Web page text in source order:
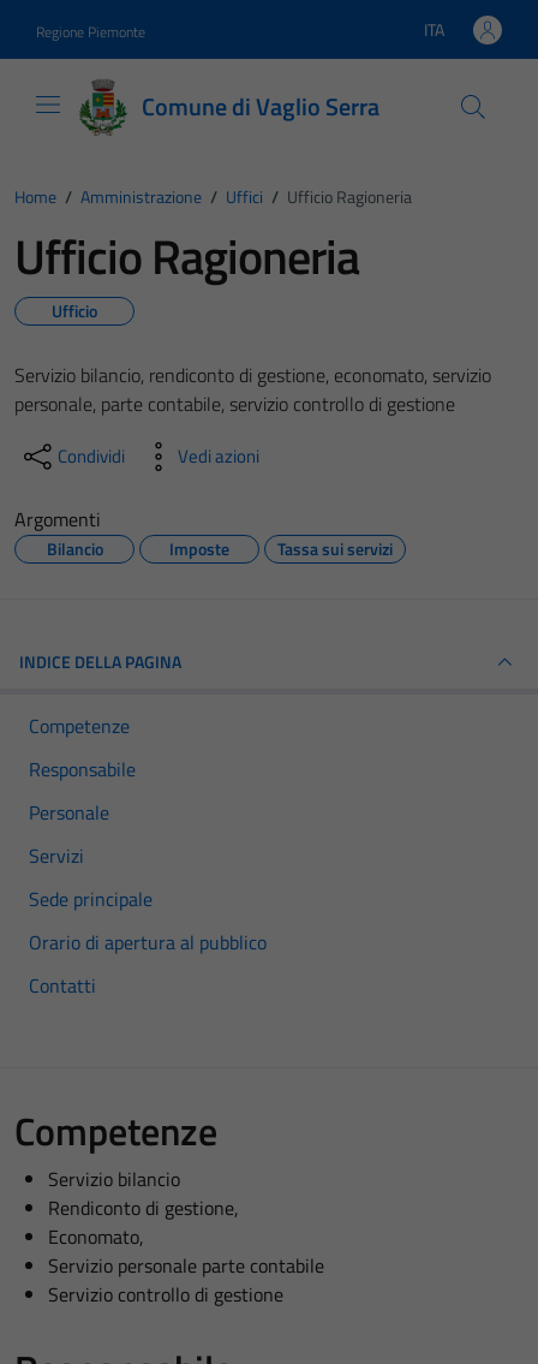
Regione Piemonte Lingua attiva:
ITA
Comune di Vaglio Serra
Home / Amministrazione / Uffici / Ufficio Ragioneria
Ufficio Ragioneria
Ufficio
Servizio bilancio, rendiconto di gestione, economato, servizio
personale, parte contabile, servizio controllo di gestione
Condividi Vedi azioni
Argomenti
Bilancio Imposte Tassa sui servizi
INDICE DELLA PAGINA
Competenze
Responsabile
Personale
Servizi
Sede principale
Orario di apertura al pubblico
Contatti
Competenze
Servizio bilancio
Rendiconto di gestione,
Economato,
Servizio personale parte contabile
Servizio controllo di gestione